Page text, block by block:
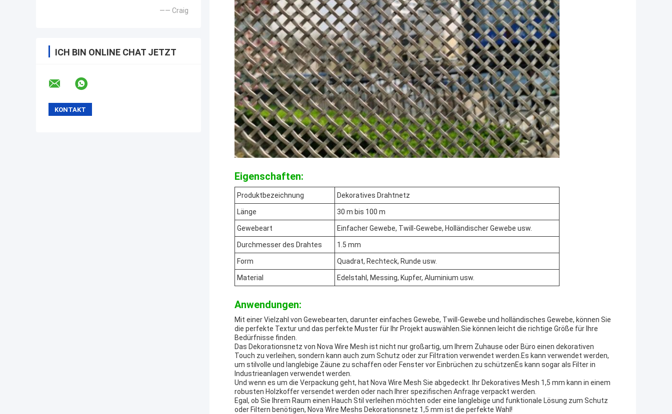
—— Craig
ICH BIN ONLINE CHAT JETZT
Eigenschaften:
Produktbezeichnung Dekoratives Drahtnetz
Länge 30 m bis 100 m
Gewebeart Einfacher Gewebe, Twill-Gewebe, Holländischer Gewebe usw.
Durchmesser des Drahtes 1.5 mm
Form Quadrat, Rechteck, Runde usw.
Material Edelstahl, Messing, Kupfer, Aluminium usw.
Anwendungen:
Mit einer Vielzahl von Gewebearten, darunter einfaches Gewebe, Twill-Gewebe und holländisches Gewebe, können Sie
die perfekte Textur und das perfekte Muster für Ihr Projekt auswählen.Sie können leicht die richtige Größe für Ihre
Bedürfnisse finden.
Das Dekorationsnetz von Nova Wire Mesh ist nicht nur großartig, um Ihrem Zuhause oder Büro einen dekorativen
Touch zu verleihen, sondern kann auch zum Schutz oder zur Filtration verwendet werden.Es kann verwendet werden,
um stilvolle und langlebige Zäune zu schaffen oder Fenster vor Einbrüchen zu schützenEs kann sogar als Filter in
Industrieanlagen verwendet werden.
Und wenn es um die Verpackung geht, hat Nova Wire Mesh Sie abgedeckt. Ihr Dekoratives Mesh 1,5 mm kann in einem
robusten Holzkoffer versendet werden oder nach Ihrer spezifischen Anfrage verpackt werden.
Egal, ob Sie Ihrem Raum einen Hauch Stil verleihen möchten oder eine langlebige und funktionale Lösung zum Schutz
oder Filtern benötigen, Nova Wire Meshs Dekorationsnetz 1,5 mm ist die perfekte Wahl!